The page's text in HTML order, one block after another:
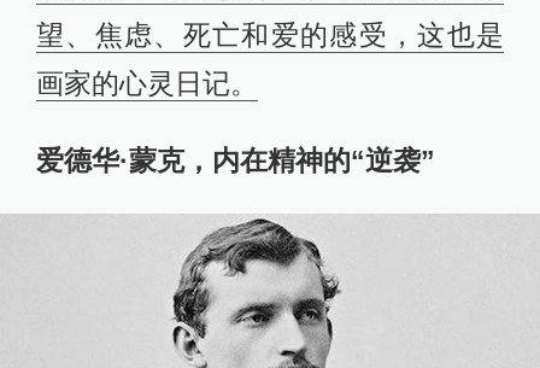
望、焦虑、死亡和爱的感受，这也是
画家的心灵日记。
爱德华·蒙克，内在精神的“逆袭”